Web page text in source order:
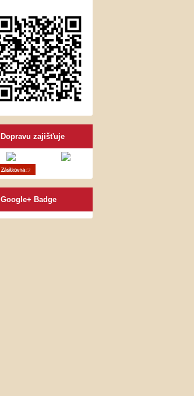
Dopravu zajišťuje
Google+ Badge